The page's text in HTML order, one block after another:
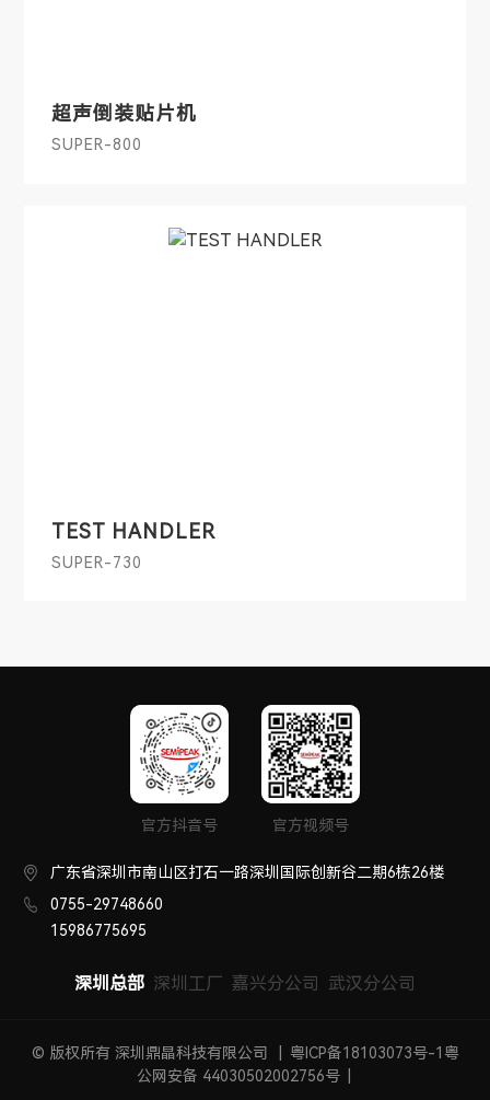
超声倒装贴片机
SUPER-800
TEST HANDLER
SUPER-730
深圳总部 深圳工厂 嘉兴分公司 武汉分公司
广东省深圳市南山区打石一路深圳国际创新谷二期6栋26楼
0755-29748660
15986775695
官方抖音号 官方视频号
© 版权所有 深圳鼎晶科技有限公司 粤ICP备18103073号-1 粤
公网安备 44030502002756号